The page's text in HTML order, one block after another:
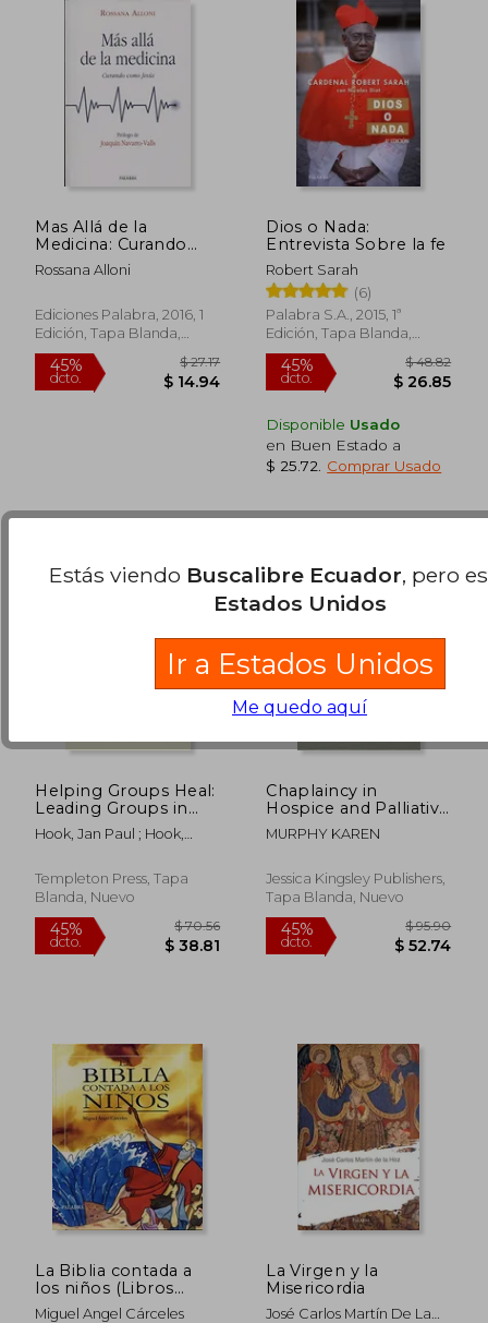
$ 13.94
45%
dcto.
45%
dcto. $ 19.90 dcto.
Mas Allá de la
Medicina: Curando
Como Jesús
(Dbolsillo)
Rossana Alloni
Ediciones Palabra, 2016, 1
Edición, Tapa Blanda,
Nuevo
Dios o Nada:
Entrevista Sobre la fe
Robert Sarah
(6)
Palabra S.a., 2015, 1ª
Edición, Tapa Blanda,
Nuevo
Disponible Usado
en Buen Estado a
$ 25.72
Comprar Usado
Helping Groups Heal:
Leading Groups in
the Process of
Transformation (en
Hook, Jan Paul ; Hook,
Templeton Press, Tapa
Blanda, Nuevo
Chaplaincy in
Hospice and Palliative
Care
MURPHY KAREN
Jessica Kingsley Publishers,
Tapa Blanda, Nuevo
La Biblia contada a
los niños (Libros
ilustrados)
Miguel Angel Cárceles
La Virgen y la
Misericordia
José Carlos Martín De La
Estás viendo Buscalibre Ecuador, pero
Estados Unidos
Ir a Estados Unidos
Me quedo aquí